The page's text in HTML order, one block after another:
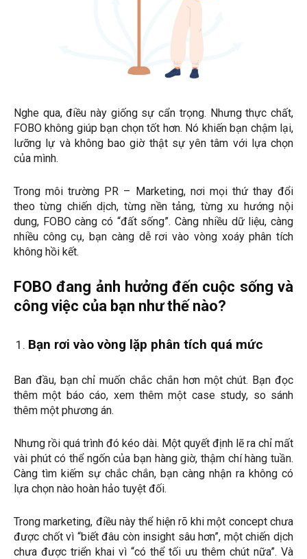
Nghe qua, điều này giống sự cẩn trọng. Nhưng thực chất,
FOBO không giúp bạn chọn tốt hơn. Nó khiến bạn chậm lại,
lưỡng lự và không bao giờ thật sự yên tâm với lựa chọn
của mình.
Trong môi trường PR – Marketing, nơi mọi thứ thay đổi
theo từng chiến dịch, từng nền tảng, từng xu hướng nội
dung, FOBO càng có “đất sống”. Càng nhiều dữ liệu, càng
nhiều công cụ, bạn càng dễ rơi vào vòng xoáy phân tích
không hồi kết.
FOBO đang ảnh hưởng đến cuộc sống và
công việc của bạn như thế nào?
Bạn rơi vào vòng lặp phân tích quá mức
Ban đầu, bạn chỉ muốn chắc chắn hơn một chút. Bạn đọc
thêm một báo cáo, xem thêm một case study, so sánh
thêm một phương án.
Nhưng rồi quá trình đó kéo dài. Một quyết định lẽ ra chỉ mất
vài phút có thể ngốn của bạn hàng giờ, thậm chí hàng tuần.
Càng tìm kiếm sự chắc chắn, bạn càng nhận ra không có
lựa chọn nào hoàn hảo tuyệt đối.
Trong marketing, điều này thể hiện rõ khi một concept chưa
được chốt vì “biết đâu còn insight sâu hơn”, một chiến dịch
chưa được triển khai vì “có thể tối ưu thêm chút nữa”. Và